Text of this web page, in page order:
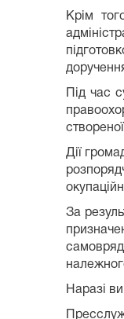
Крім
Під час
Дії
За
Наразі